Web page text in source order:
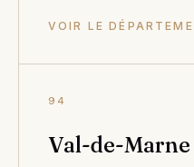
VOIR LE
94
Val-de-Marne